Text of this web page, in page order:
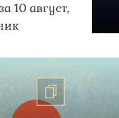
10 август,